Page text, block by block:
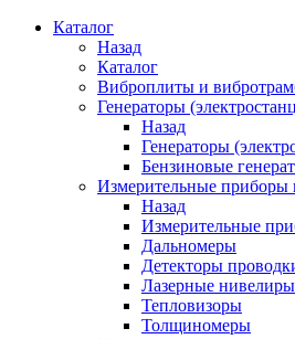
Каталог
Назад
Каталог
Виброплиты и
Генераторы
Назад
Генераторы
Бензиновые
Измерительные приборы
Назад
Измерительные
Дальномеры
Детекторы
Лазерные нивелиры
Тепловизоры
Толщиномеры